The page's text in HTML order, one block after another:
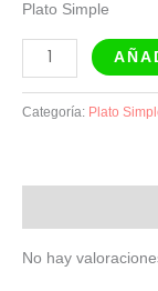
Plato Simple
Categoría: Plato
No hay